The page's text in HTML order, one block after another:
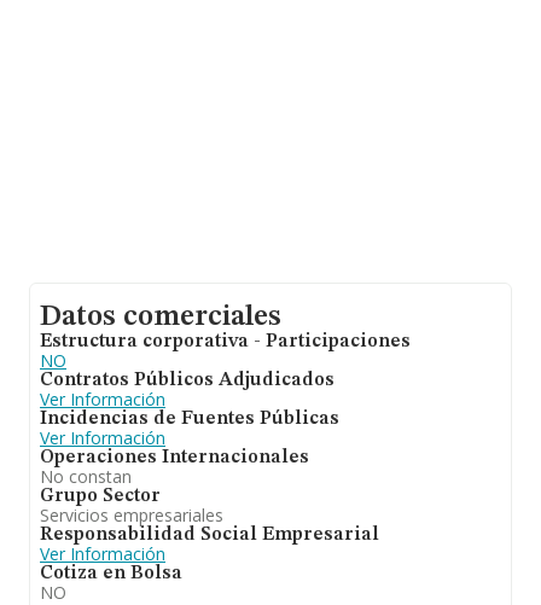
Datos comerciales
Estructura corporativa - Participaciones
NO
Contratos Públicos Adjudicados
Ver Información
Incidencias de Fuentes Públicas
Ver Información
Operaciones Internacionales
No constan
Grupo Sector
Servicios empresariales
Responsabilidad Social Empresarial
Ver Información
Cotiza en Bolsa
NO